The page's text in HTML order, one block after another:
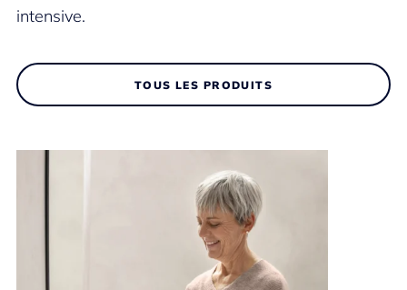
intensive.
TOUS LES PRODUITS